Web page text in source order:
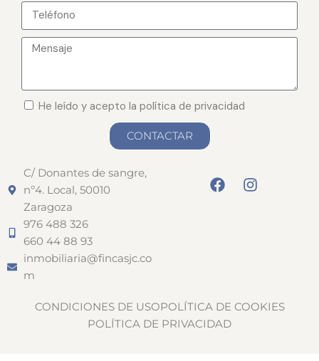
He leído y acepto la política de privacidad
CONTACTAR
C/ Donantes de sangre,
nº4. Local, 50010
Zaragoza
976 488 326
660 44 88 93
inmobiliaria@fincasjc.co
m
CONDICIONES DE USOPOLÍTICA DE COOKIES
POLÍTICA DE PRIVACIDAD